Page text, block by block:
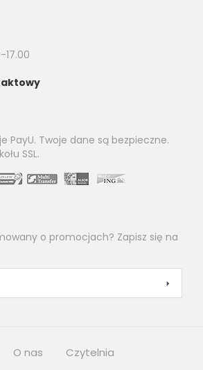
17.00
PayU. Twoje dane są bezpieczne.
SSL.
o promocjach? Zapisz się na
O nas Czytelnia